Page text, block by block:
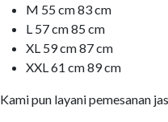
M 55 cm 83 cm
L 57 cm 85 cm
XL 59 cm 87 cm
XXL 61 cm 89 cm
Kami pun layani pemesanan